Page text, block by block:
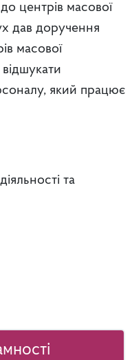
центрів масової
дав доручення
масової
який працює
та